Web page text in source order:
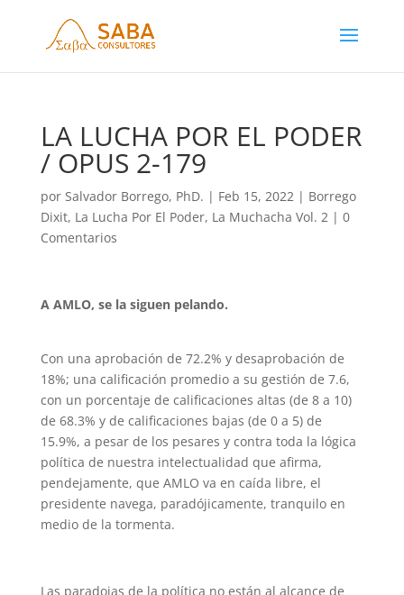
LA LUCHA POR EL PODER
/ OPUS 2-179
por Salvador Borrego, PhD. | Feb 15, 2022| Borrego
Dixit, La Lucha Por El Poder, La Muchacha Vol. 2| 0
Comentarios
A AMLO, se la siguen pelando.
Con una aprobación de 72.2% y desaprobación de
18%; una calificación promedio a su gestión de 7.6,
con un porcentaje de calificaciones altas (de 8 a 10)
de 68.3% y de calificaciones bajas (de 0 a 5) de
15.9%, a pesar de los pesares y contra toda la lógica
política de nuestra intelectualidad que afirma,
pendejamente, que AMLO va en caída libre, el
presidente navega, paradójicamente, tranquilo en
medio de la tormenta.
Las paradojas de la política no están al alcance de